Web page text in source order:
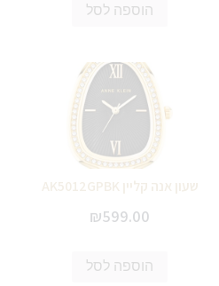
הוספה לסל
שעון אנה קליין AK5012GPBK
₪599.00
הוספה לסל